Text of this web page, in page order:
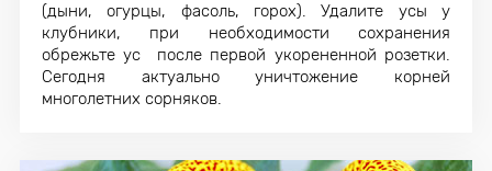
(дыни, огурцы, фасоль, горох). Удалите усы у
клубники, при необходимости сохранения
обрежьте ус после первой укорененной розетки.
Сегодня актуально уничтожение корней
многолетних сорняков.